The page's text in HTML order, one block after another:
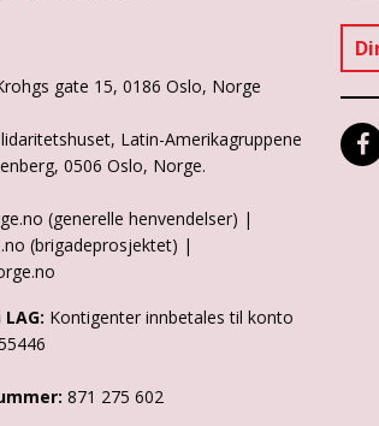
gate 15, 0186 Oslo, Norge
Latin-Amerikagruppene
0506 Oslo, Norge.
(generelle henvendelser) |
(brigadeprosjektet) |
Kontigenter innbetales til konto
871 275 602